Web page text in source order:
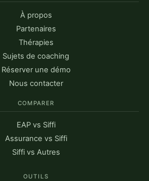
À propos
Partenaires
Thérapies
Sujets de coaching
Réserver une démo
Nous contacter
COMPARER
EAP vs Siffi
Assurance vs Siffi
Siffi vs Autres
OUTILS